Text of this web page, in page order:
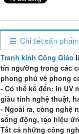
Chi tiết sản phẩm
Tranh kính Công Giáo
tín ngưỡng trong các
phong phú về phong
- Có thể kể đến: in UV
giàu tính nghệ thuật,
- Ngoài ra, công nghệ
sống động, tạo hiệu
Tất cả những công